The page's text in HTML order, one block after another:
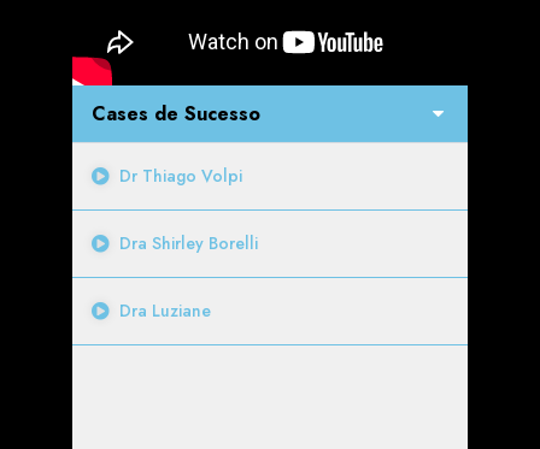
Cases de Sucesso
Dr Thiago Volpi
Dra Shirley Borelli
Dra Luziane